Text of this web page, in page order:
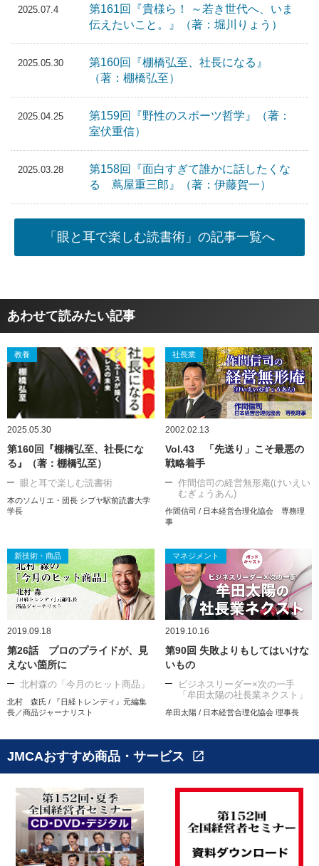
2025.07.4
第161回『貴様ら！ ～若き世代へ、いま
伝えたいこと。』（著：堀川りょう）
2025.05.30
第160回『棚橋弘至、社長になる』
（著：棚橋弘至）
2025.04.25
第159回『野性のスポーツ哲学』（著：
室伏重信）
2025.03.28
第158回『面白すぎて誰かに話したくな
る 蔦屋重三郎』（著：伊藤賀一）
「眼と耳で楽しむ読書術」の記事一覧へ
あわせて読みたい記事
教養
2025.05.30
第160回『棚橋弘至、社長にな
る』（著：棚橋弘至）
眼と耳で楽しむ読書術
本のソムリエ・団長 シブヤ駅前読書大学
学長
社長業
2002.02.13
Vol.43 「先送り」こそ最悪の
戦略着手
作間信司の経営無形庵(けいえい
むぎょうあん)
作間信司 / 日本経営合理化協会 専務理
事
新技術・商品
2019.09.18
第26話 プロのプライドが、見
えない箇所に
北村森の「今月のヒット商品」
北村 森氏 / 『日経トレンディ』元編集
長／商品ジャーナリスト
マネジメント
2019.10.16
第90回 失敗よりもしてはいけな
いもの
ビジネスリーダー×次の一手
「牟田太陽の社長業ネクスト」
牟田太陽 / 日本経営合理化協会 理事長
JMCAおすすめ商品・サービス open_in_new